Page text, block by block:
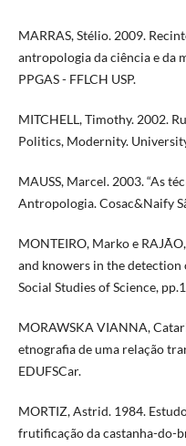
MARRAS, Stélio. 2009.
antropologia da ciência e da
PPGAS - FFLCH USP.
MITCHELL, Timothy. 2002.
Politics, Modernity.
MAUSS, Marcel. 2003. “As
Antropologia. Cosac&Naify
MONTEIRO, Marko e
and knowers in the detection
Social Studies of Science,
MORAWSKA VIANNA,
etnografia de uma relação
EDUFSCar.
MORTIZ, Astrid. 1984.
frutificação da castanha-do-